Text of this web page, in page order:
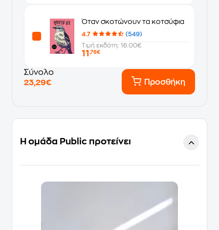
Όταν σκοτώνουν τα κοτσύφια
4.7
(549)
Τιμή εκδότη: 16.00€
11 ,76€
Σύνολο
23,29€
Προσθήκη
Η ομάδα Public προτείνει